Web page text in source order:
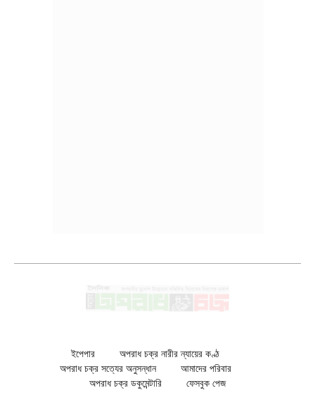
ইপেপার
অপরাধ চক্র নারীর ন্যায়ের কণ্ঠ
অপরাধ চক্র সত্যের অনুসন্ধান
আমাদের পরিবার
অপরাধ চক্র ডকুমেন্টারি
ফেসবুক পেজ